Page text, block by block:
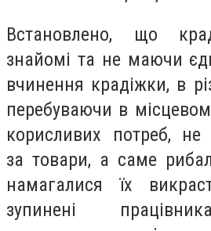
Встановлено, що
знайомі та не маючи
вчинення крадіжки, в
перебуваючи в
корисливих потреб, не
за товари, а саме
намагалися їх
зупинені